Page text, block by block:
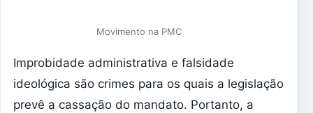
Movimento na PMC
Improbidade administrativa e falsidade
ideológica são crimes para os quais a legislação
prevê a cassação do mandato. Portanto, a